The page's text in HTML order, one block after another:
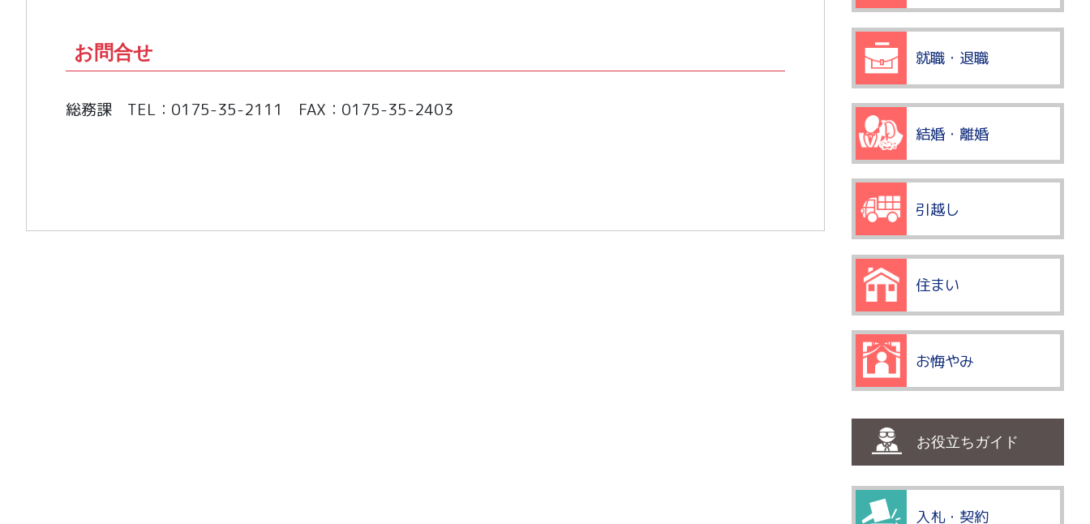
お問合せ
総務課 TEL：0175-35-2111 FAX：0175-35-2403
就職・退職
結婚・離婚
引越し
住まい
お悔やみ
お役立ちガイド
入札・契約